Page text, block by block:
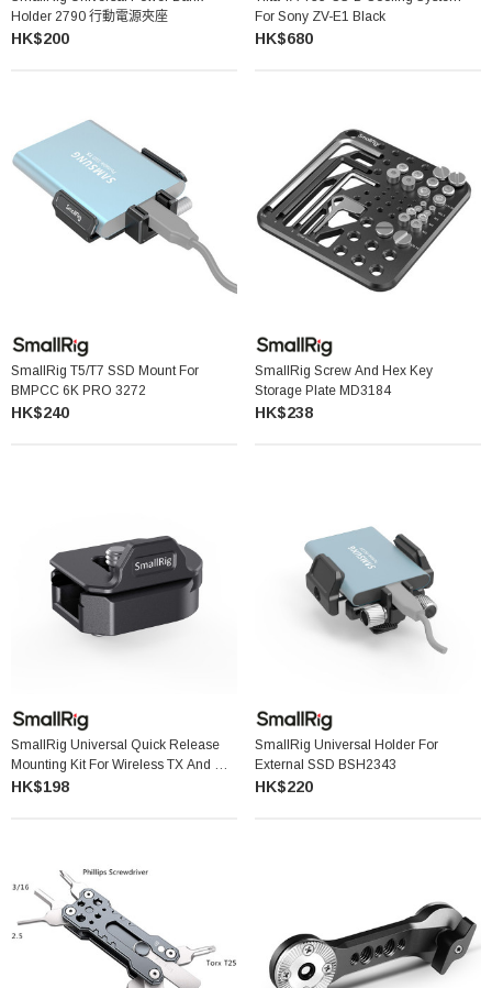
Holder 2790 行動電源夾座
HK$200
For Sony ZV-E1 Black
HK$680
SmallRig T5/T7 SSD Mount For
BMPCC 6K PRO 3272
HK$240
SmallRig Screw And Hex Key
Storage Plate MD3184
HK$238
SmallRig Universal Quick Release
Mounting Kit For Wireless TX And RX
BSW2482
HK$198
SmallRig Universal Holder For
External SSD BSH2343
HK$220